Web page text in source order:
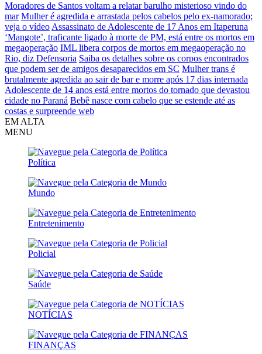
Moradores de Santos voltam a relatar barulho misterioso vindo do
mar Mulher é agredida e arrastada pelos cabelos pelo ex-namorado;
veja o vídeo Assassinato de Adolescente de 17 Anos em Itaperuna
‘Mangote’, traficante ligado à morte de PM, está entre os mortos em
megaoperação IML libera corpos de mortos em megaoperação no
Rio, diz Defensoria Saiba os detalhes sobre os corpos encontrados
que podem ser de amigos desaparecidos em SC Mulher trans é
brutalmente agredida ao sair de bar e morre após 17 dias internada
Adolescente de 14 anos está entre mortos do tornado que devastou
cidade no Paraná Bebê nasce com cabelo que se estende até as
costas e surpreende web
EM ALTA
MENU
Política
Mundo
Entretenimento
Policial
Saúde
NOTÍCIAS
FINANÇAS